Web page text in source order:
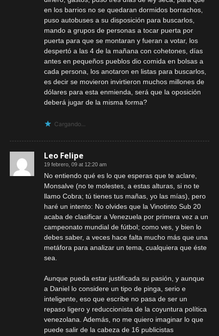
en los barrios no se quedaran dormidos borrachos,
puso autobuses a su disposición para buscarlos,
mando a grupos de personas a tocar puerta por
puerta para que se montaran y fueran a votar, los
despertó a las 4 de la mañana con cohetones, días
antes en pequeños pueblos dio comida en bolsas a
cada persona, los anotaron en listas para buscarlos,
es decir se movieron invirtieron muchos millones de
dólares para esta enmienda, será que la oposición
deberá jugar de la misma forma?
Cargando...
Leo Felipe
19 febrero, 09 at 12:20 am
No entiendo qué es lo que esperas que te aclare,
Monsalve (no te molestes, a estas alturas, si no te
llamo Cobra; tú tienes tus mañas, yo las mías), pero
haré un intento: No olvides que la Vinotinto Sub 20
acaba de clasificar a Venezuela por primera vez a un
campeonato mundial de fútbol; como ves, y bien lo
debes saber, a veces hace falta mucho más que una
metáfora para analizar un tema, cualquiera que éste
sea.
Aunque pueda estar justificada su pasión, y aunque
a Daniel lo considere un tipo de pinga, serio e
inteligente, eso que escribe no pasa de ser un
repaso ligero y reduccionista de la coyuntura política
venezolana. Además, no me quiero imaginar lo que
puede salir de la cabeza de 16 publicistas